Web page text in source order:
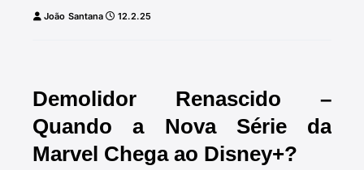
João Santana 12.2.25
Demolidor Renascido –
Quando a Nova Série da
Marvel Chega ao Disney+?